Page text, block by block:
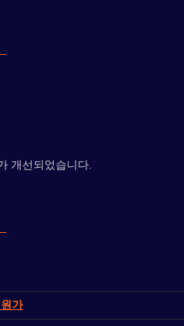
개선되었습니다.
가